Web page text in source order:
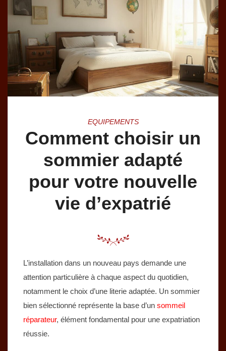
EQUIPEMENTS
Comment choisir un
sommier adapté
pour votre nouvelle
vie d’expatrié
L’installation dans un nouveau pays demande une
attention particulière à chaque aspect du quotidien,
notamment le choix d’une literie adaptée. Un sommier
bien sélectionné représente la base d’un sommeil
réparateur, élément fondamental pour une expatriation
réussie.